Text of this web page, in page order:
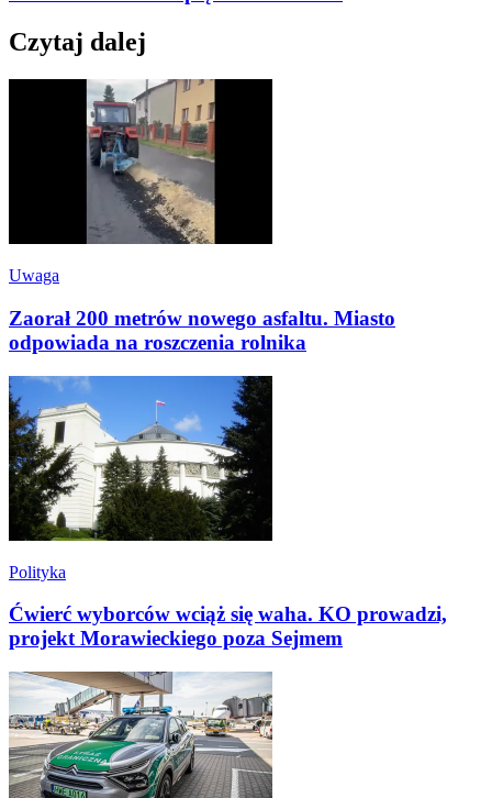
Czytaj dalej
Uwaga
Zaorał 200 metrów nowego asfaltu. Miasto
odpowiada na roszczenia rolnika
Polityka
Ćwierć wyborców wciąż się waha. KO prowadzi,
projekt Morawieckiego poza Sejmem